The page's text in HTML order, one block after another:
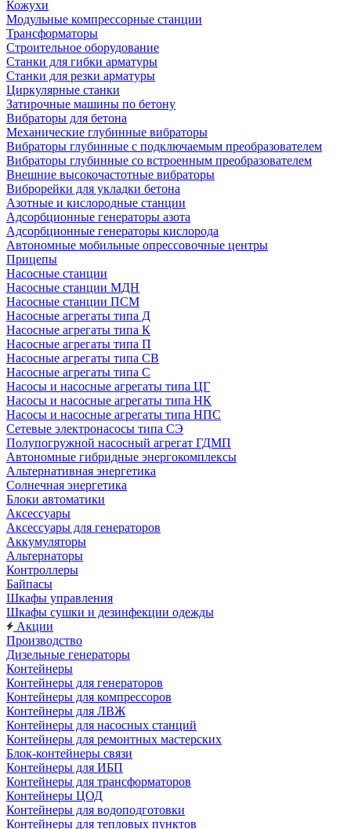
Кожухи
Модульные компрессорные станции
Трансформаторы
Строительное оборудование
Станки для гибки арматуры
Станки для резки арматуры
Циркулярные станки
Затирочные машины по бетону
Вибраторы для бетона
Механические глубинные вибраторы
Вибраторы глубинные с подключаемым преобразователем
Вибраторы глубинные со встроенным преобразователем
Внешние высокочастотные вибраторы
Виброрейки для укладки бетона
Азотные и кислородные станции
Адсорбционные генераторы азота
Адсорбционные генераторы кислорода
Автономные мобильные опрессовочные центры
Прицепы
Насосные станции
Насосные станции МДН
Насосные станции ПСМ
Насосные агрегаты типа Д
Насосные агрегаты типа К
Насосные агрегаты типа П
Насосные агрегаты типа СВ
Насосные агрегаты типа С
Насосы и насосные агрегаты типа ЦГ
Насосы и насосные агрегаты типа НК
Насосы и насосные агрегаты типа НПС
Сетевые электронасосы типа СЭ
Полупогружной насосный агрегат ГДМП
Автономные гибридные энергокомплексы
Альтернативная энергетика
Солнечная энергетика
Блоки автоматики
Аксессуары
Аксессуары для генераторов
Аккумуляторы
Альтернаторы
Контроллеры
Байпасы
Шкафы управления
Шкафы сушки и дезинфекции одежды
Акции
Производство
Дизельные генераторы
Контейнеры
Контейнеры для генераторов
Контейнеры для компрессоров
Контейнеры для ЛВЖ
Контейнеры для насосных станций
Контейнеры для ремонтных мастерских
Блок-контейнеры связи
Контейнеры для ИБП
Контейнеры для трансформаторов
Контейнеры ЦОД
Контейнеры для водоподготовки
Контейнеры для тепловых пунктов